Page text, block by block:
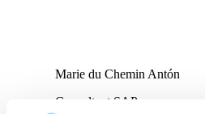
Marie du Chemin Antón
Consultant SAP